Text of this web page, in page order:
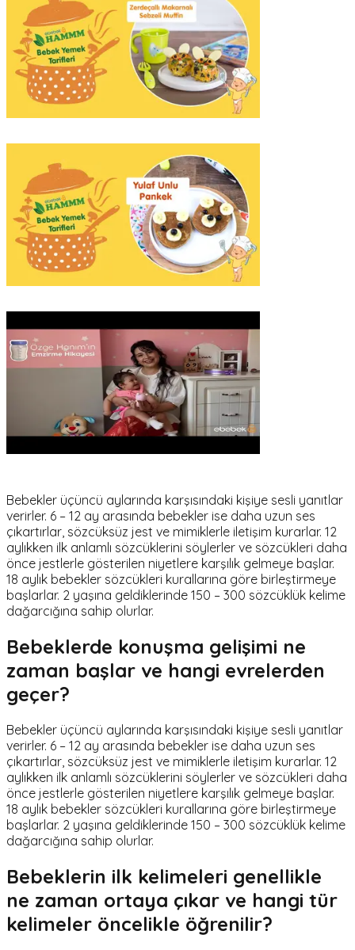
Bebekler üçüncü aylarında karşısındaki kişiye sesli yanıtlar
verirler. 6 – 12 ay arasında bebekler ise daha uzun ses
çıkartırlar, sözcüksüz jest ve mimiklerle iletişim kurarlar. 12
aylıkken ilk anlamlı sözcüklerini söylerler ve sözcükleri daha
önce jestlerle gösterilen niyetlere karşılık gelmeye başlar.
18 aylık bebekler sözcükleri kurallarına göre birleştirmeye
başlarlar. 2 yaşına geldiklerinde 150 – 300 sözcüklük kelime
dağarcığına sahip olurlar.
Bebeklerde konuşma gelişimi ne
zaman başlar ve hangi evrelerden
geçer?
Bebekler üçüncü aylarında karşısındaki kişiye sesli yanıtlar
verirler. 6 – 12 ay arasında bebekler ise daha uzun ses
çıkartırlar, sözcüksüz jest ve mimiklerle iletişim kurarlar. 12
aylıkken ilk anlamlı sözcüklerini söylerler ve sözcükleri daha
önce jestlerle gösterilen niyetlere karşılık gelmeye başlar.
18 aylık bebekler sözcükleri kurallarına göre birleştirmeye
başlarlar. 2 yaşına geldiklerinde 150 – 300 sözcüklük kelime
dağarcığına sahip olurlar.
Bebeklerin ilk kelimeleri genellikle
ne zaman ortaya çıkar ve hangi tür
kelimeler öncelikle öğrenilir?